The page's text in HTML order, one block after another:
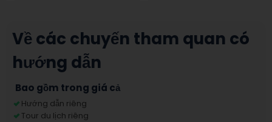
Về các chuyến tham quan có
hướng dẫn
Bao gồm trong giá cả
Hướng dẫn riêng
Tour du lịch riêng